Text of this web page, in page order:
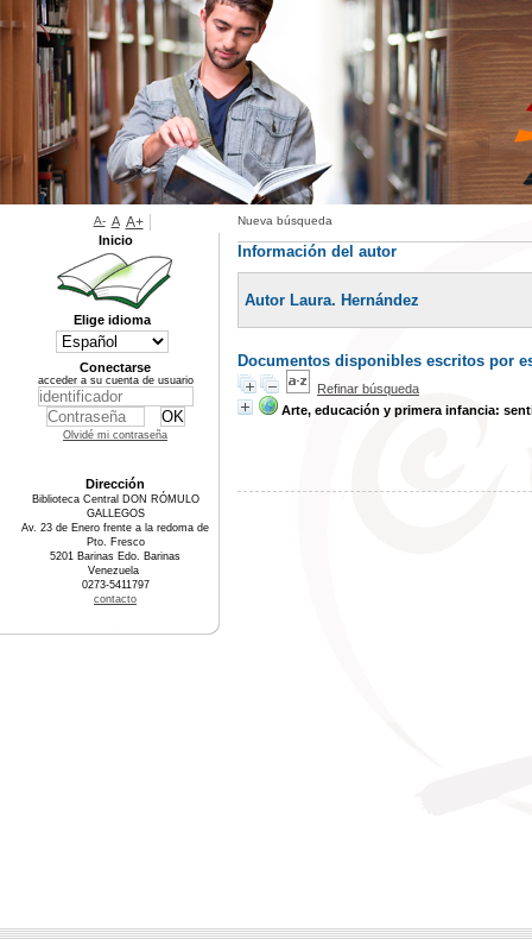
Nueva búsqueda
Información del autor
Autor Laura. Hernández
Documentos disponibles escritos por
Refinar búsqueda
Arte, educación y primera infancia:
A- A A+
Inicio
Elige idioma
Conectarse
acceder a su cuenta de usuario
Olvidé mi contraseña
Dirección
Biblioteca Central DON RÓMULO
GALLEGOS
Av. 23 de Enero frente a la redoma de
Pto. Fresco
5201 Barinas Edo. Barinas
Venezuela
0273-5411797
contacto